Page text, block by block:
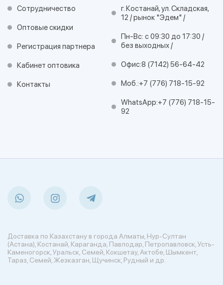
Сотрудничество
Оптовые скидки
Регистрация партнера
Кабинет оптовика
Контакты
г. Костанай, ул. Складская,
12 / рынок "Эдем" /
Пн-Вс: с 09:30 до 17:30 /
без выходных /
Офис:8 (7142) 56-64-42
Моб.:+7 (776) 718-15-92
WhatsApp:+7 (776) 718-15-
92
Доставка по Казахстану в города Алматы, Нур-Султан
(Астана), Костанай, Караганда, Павлодар, Петропавловск, Усть-
Каменогорск, Уральск, Семей, Кокшетау, Актобе, Шымкент,
Тараз, Семей, Жезказган, Щучинск, Рудный и др.